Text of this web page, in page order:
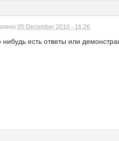
05 December 2010 - 16:26
нибудь есть ответы или